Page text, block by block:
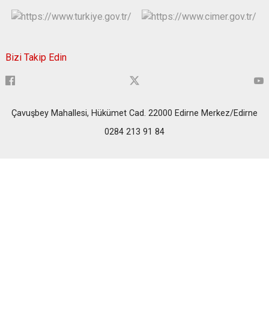
Bizi Takip Edin
Çavuşbey Mahallesi, Hükümet Cad. 22000 Edirne Merkez/Edirne
0284 213 91 84